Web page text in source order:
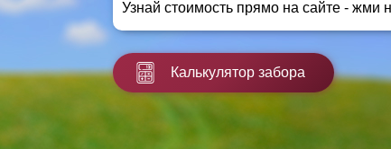
Заборы для дачи
Заборы и ограждения для школ
Забор на участок 10 соток
Узнай стоимость прямо на сайте - жми
Калькулятор забора